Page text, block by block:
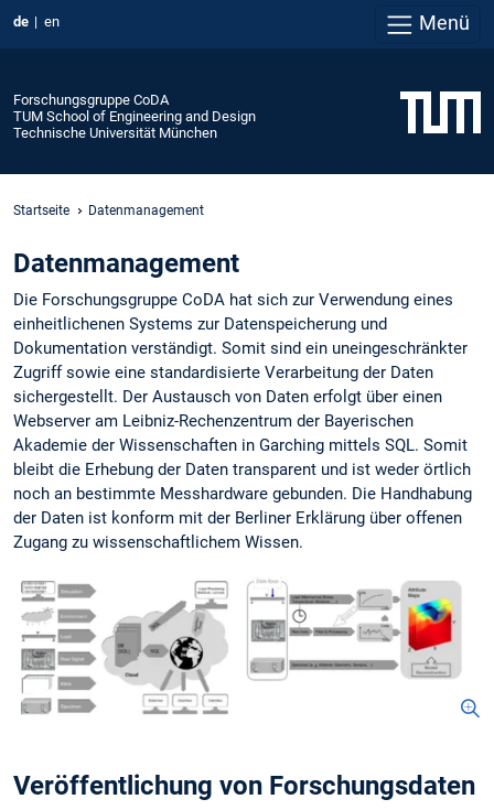
de en Menü
Forschungsgruppe CoDA
TUM School of Engineering and Design
Technische Universität München
Startseite Datenmanagement
Datenmanagement
Die Forschungsgruppe CoDA hat sich zur Verwendung eines
einheitlichenen Systems zur Datenspeicherung und
Dokumentation verständigt. Somit sind ein uneingeschränkter
Zugriff sowie eine standardisierte Verarbeitung der Daten
sichergestellt. Der Austausch von Daten erfolgt über einen
Webserver am Leibniz-Rechenzentrum der Bayerischen
Akademie der Wissenschaften in Garching mittels SQL. Somit
bleibt die Erhebung der Daten transparent und ist weder örtlich
noch an bestimmte Messhardware gebunden. Die Handhabung
der Daten ist konform mit der Berliner Erklärung über offenen
Zugang zu wissenschaftlichem Wissen.
Veröffentlichung von Forschungsdaten